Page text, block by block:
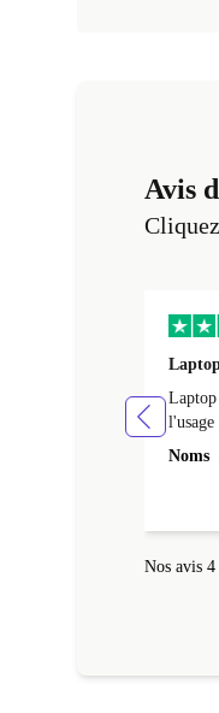
Avis
Noms
Nos avis